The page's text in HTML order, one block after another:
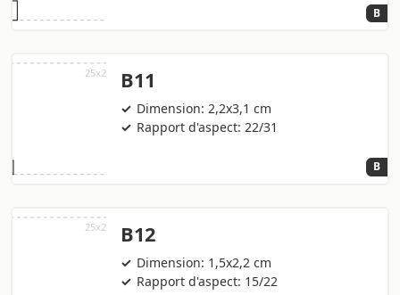
B
B11
Dimension: 2,2x3,1 cm
Rapport d'aspect: 22/31
B
B12
Dimension: 1,5x2,2 cm
Rapport d'aspect: 15/22